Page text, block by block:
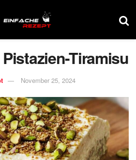
Tiramisu
November 25, 2024